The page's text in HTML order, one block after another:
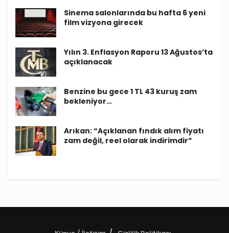
Sinema salonlarında bu hafta 6 yeni
film vizyona girecek
Yılın 3. Enflasyon Raporu 13 Ağustos’ta
açıklanacak
Benzine bu gece 1 TL 43 kuruş zam
bekleniyor…
Arıkan: “Açıklanan fındık alım fiyatı
zam değil, reel olarak indirimdir”